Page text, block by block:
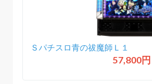
Ｓパチスロ青の祓魔師Ｌ１
57,800円